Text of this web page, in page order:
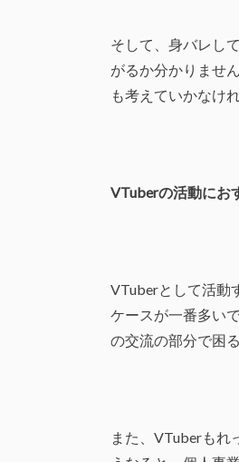
そして、身バレし
がるか分かりませ
も考えていかなけ
VTuberの活動にお
VTuberとして活動
ケースが一番多い
の交流の部分で困
また、VTuberもれ